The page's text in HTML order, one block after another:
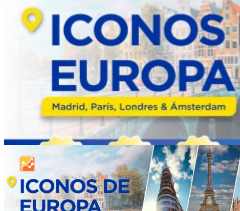
Iconos de Europa 2026: Madrid, París, Londres y
Duración:
Días10Noches